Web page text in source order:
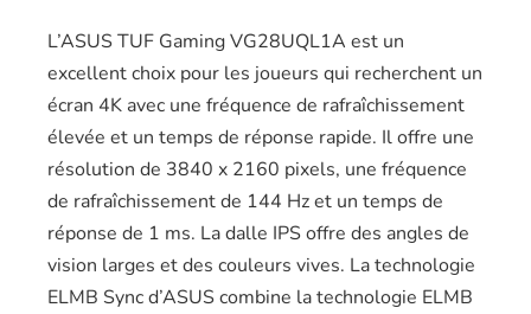
L’ASUS TUF Gaming VG28UQL1A est un
excellent choix pour les joueurs qui recherchent un
écran 4K avec une fréquence de rafraîchissement
élevée et un temps de réponse rapide. Il offre une
résolution de 3840 x 2160 pixels, une fréquence
de rafraîchissement de 144 Hz et un temps de
réponse de 1 ms. La dalle IPS offre des angles de
vision larges et des couleurs vives. La technologie
ELMB Sync d’ASUS combine la technologie ELMB